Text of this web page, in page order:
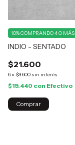
INDIO - SENTADO
$21.600
6x $3.600 sin interés
10%COMPRANDO 4 O MÁS
$19.440 con Efectivo
Comprar